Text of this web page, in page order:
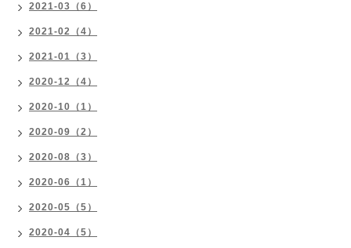
2021-03（6）
2021-02（4）
2021-01（3）
2020-12（4）
2020-10（1）
2020-09（2）
2020-08（3）
2020-06（1）
2020-05（5）
2020-04（5）